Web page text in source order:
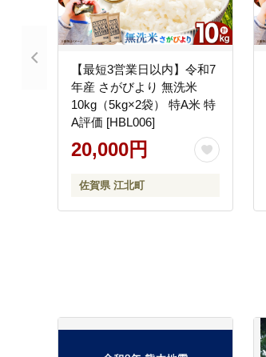
【最短3営業日以内】令和7
年産 さがびより 無洗米
10kg（5kg×2袋） 特A米 特
A評価 [HBL006]
20,000円
佐賀県 江北町